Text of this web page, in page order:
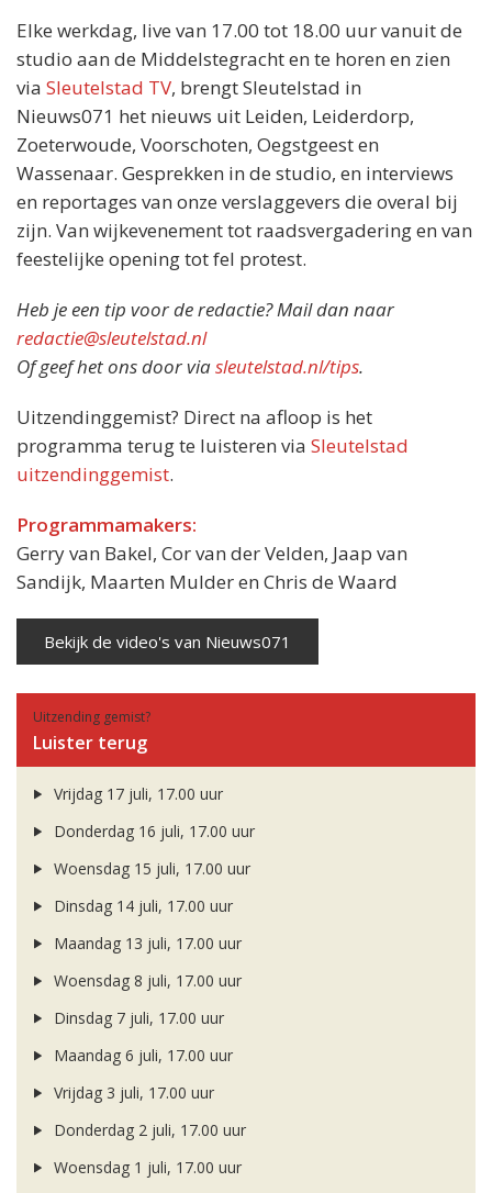
Elke werkdag, live van 17.00 tot 18.00 uur vanuit de
studio aan de Middelstegracht en te horen en zien
via Sleutelstad TV, brengt Sleutelstad in
Nieuws071 het nieuws uit Leiden, Leiderdorp,
Zoeterwoude, Voorschoten, Oegstgeest en
Wassenaar. Gesprekken in de studio, en interviews
en reportages van onze verslaggevers die overal bij
zijn. Van wijkevenement tot raadsvergadering en van
feestelijke opening tot fel protest.
Heb je een tip voor de redactie? Mail dan naar
redactie@sleutelstad.nl
Of geef het ons door viasleutelstad.nl/tips.
Uitzendinggemist? Direct na afloop is het
programma terug te luisteren via Sleutelstad
uitzendinggemist.
Programmamakers:
Gerry van Bakel, Cor van der Velden, Jaap van
Sandijk, Maarten Mulder en Chris de Waard
Bekijk de video's van Nieuws071
Uitzending gemist?
Luister terug
Vrijdag 17 juli, 17.00 uur
Donderdag 16 juli, 17.00 uur
Woensdag 15 juli, 17.00 uur
Dinsdag 14 juli, 17.00 uur
Maandag 13 juli, 17.00 uur
Woensdag 8 juli, 17.00 uur
Dinsdag 7 juli, 17.00 uur
Maandag 6 juli, 17.00 uur
Vrijdag 3 juli, 17.00 uur
Donderdag 2 juli, 17.00 uur
Woensdag 1 juli, 17.00 uur